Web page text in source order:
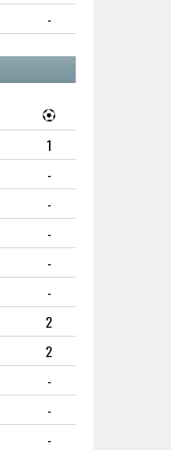
-
1
-
-
-
-
-
2
2
-
-
-